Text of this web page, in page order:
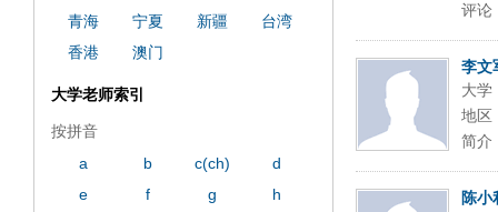
评论
李文
大学
地区
简介
陈小
青海
宁夏 新疆
台湾
香港
澳门
大学老师索引
按拼音
a
b c(ch)
d
e
f g
h